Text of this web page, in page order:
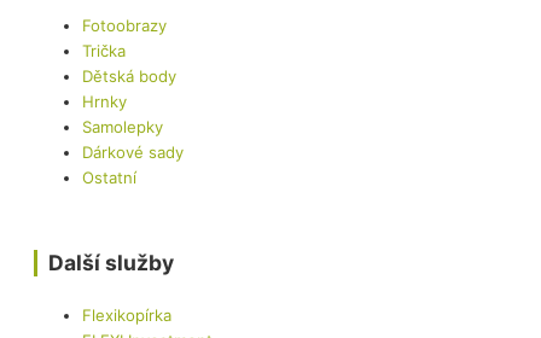
Fotoobrazy
Trička
Dětská body
Hrnky
Samolepky
Dárkové sady
Ostatní
Další služby
Flexikopírka